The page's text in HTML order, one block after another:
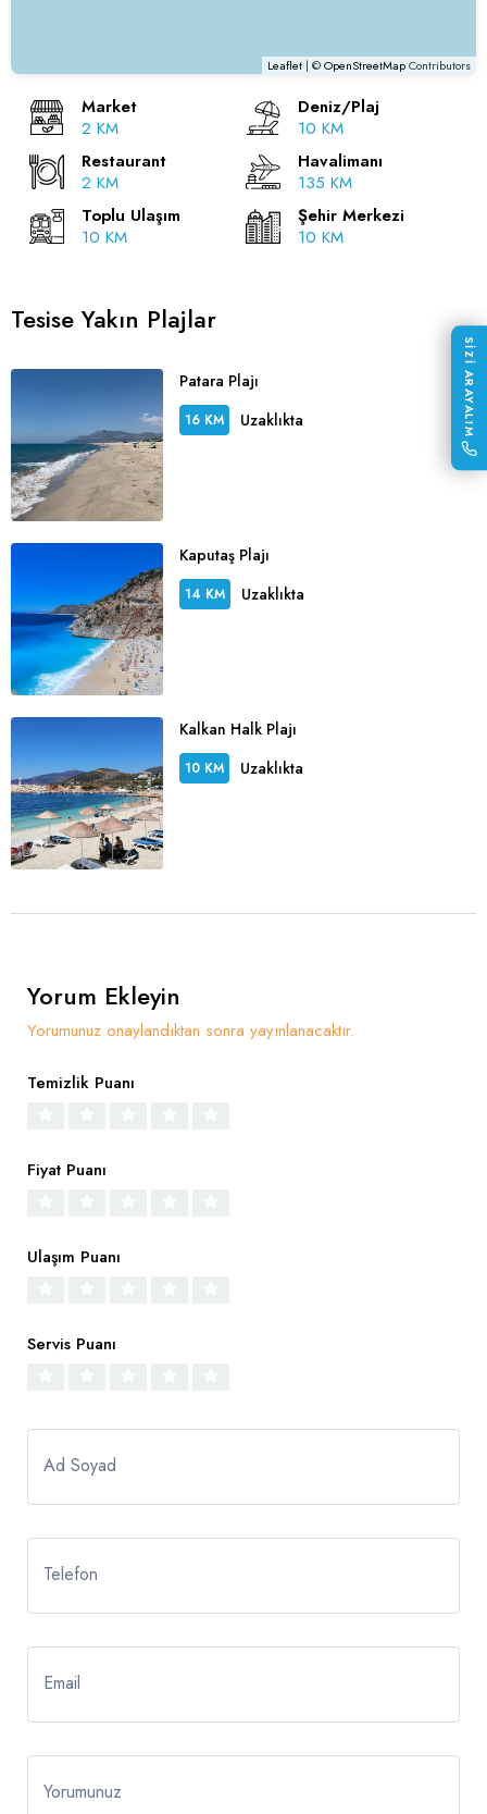
Leaflet | ©OpenStreetMapContributors
Market
2 KM
Deniz/Plaj
10 KM
Restaurant
2 KM
Havalimanı
135 KM
Toplu Ulaşım
10 KM
Şehir Merkezi
10 KM
Tesise Yakın Plajlar
Patara Plajı
16 KM Uzaklıkta
Kaputaş Plajı
14 KM Uzaklıkta
Kalkan Halk Plajı
10 KM Uzaklıkta
Yorum Ekleyin
Yorumunuz onaylandıktan sonra yayınlanacaktır.
Temizlik Puanı
Fiyat Puanı
Ulaşım Puanı
Servis Puanı
Ad Soyad
Telefon
Email
Yorumunuz
SİZİ ARAYALIM